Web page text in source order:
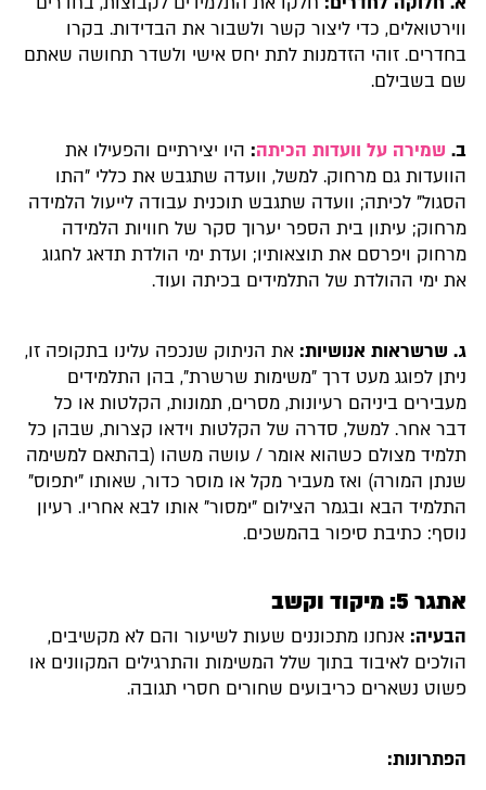
ווירטואלים, כדי ליצור קשר ולשבור את הבדידות. בקרו
בחדרים. זוהי הזדמנות לתת יחס אישי ולשדר תחושה שאתם
שם בשבילם.
ב. שמירה על וועדות הכיתה: היו יצירתיים והפעילו את
הוועדות גם מרחוק. למשל, וועדה שתגבש את כללי "התו
הסגול" לכיתה; וועדה שתגבש תוכנית עבודה לייעול הלמידה
מרחוק; עיתון בית הספר יערוך סקר של חוויות הלמידה
מרחוק ויפרסם את תוצאותיו; ועדת ימי הולדת תדאג לחגוג
את ימי ההולדת של התלמידים בכיתה ועוד.
ג. שרשראות אנושיות: את הניתוק שנכפה עלינו בתקופה זו,
ניתן לפוגג מעט דרך "משימות שרשרת", בהן התלמידים
מעבירים ביניהם רעיונות, מסרים, תמונות, הקלטות או כל
דבר אחר. למשל, סדרה של הקלטות וידאו קצרות, שבהן כל
תלמיד מצולם כשהוא אומר / עושה משהו (בהתאם למשימה
שנתן המורה) ואז מעביר מקל או מוסר כדור, שאותו "יתפוס"
התלמיד הבא ובגמר הצילום "ימסור" אותו לבא אחריו. רעיון
נוסף: כתיבת סיפור בהמשכים.
אתגר 5: מיקוד וקשב
הבעיה: אנחנו מתכוננים שעות לשיעור והם לא מקשיבים,
הולכים לאיבוד בתוך שלל המשימות והתרגילים המקוונים או
פשוט נשארים כריבועים שחורים חסרי תגובה.
הפתרונות: